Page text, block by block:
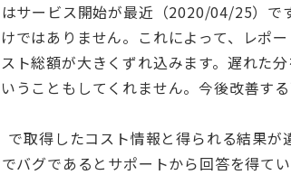
サービス開始が最近（2020/04/25）で
ではありません。これによって、レポ
ト総額が大きくずれ込みます。遅れた
うこともしてくれません。今後改善する
取得したコスト情報と得られる結果が
バグであるとサポートから回答を得てい